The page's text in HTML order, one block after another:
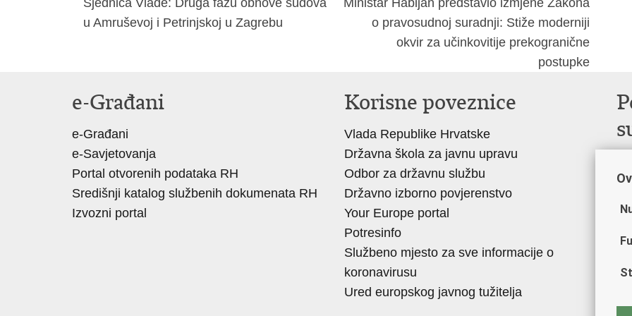
Sjednica Vlade: Druga fazu obnove sudova
u Amruševoj i Petrinjskoj u Zagrebu
Ministar Habijan predstavio izmjene Zakona
o pravosudnoj suradnji: Stiže moderniji
okvir za učinkovitije prekogranične
postupke
e-Građani
e-Građani
e-Savjetovanja
Portal otvorenih podataka RH
Središnji katalog službenih dokumenata RH
Izvozni portal
Korisne poveznice
Vlada Republike Hrvatske
Državna škola za javnu upravu
Odbor za državnu službu
Državno izborno povjerenstvo
Your Europe portal
Potresinfo
Službeno mjesto za sve informacije o
koronavirusu
Ured europskog javnog tužitelja